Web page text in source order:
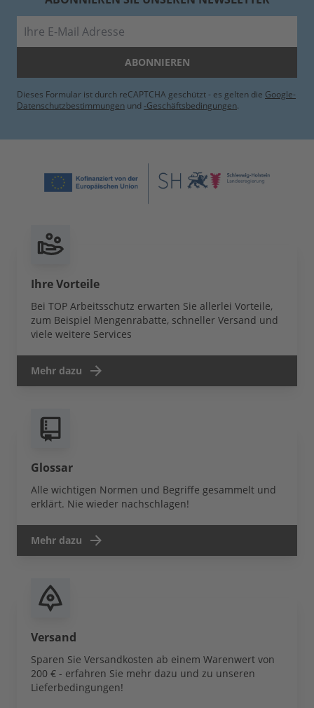
ABONNIEREN
Dieses Formular ist durch reCAPTCHA geschützt - es gelten die Google-
Datenschutzbestimmungen und -Geschäftsbedingungen.
Ihre Vorteile
Bei TOP Arbeitsschutz erwarten Sie allerlei Vorteile,
zum Beispiel Mengenrabatte, schneller Versand und
viele weitere Services
Mehr dazu
Glossar
Alle wichtigen Normen und Begriffe gesammelt und
erklärt. Nie wieder nachschlagen!
Mehr dazu
Versand
Sparen Sie Versandkosten ab einem Warenwert von
200 € - erfahren Sie mehr dazu und zu unseren
Lieferbedingungen!